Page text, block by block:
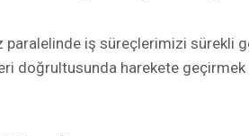
iş süreçlerimizi sürekli
doğrultusunda harekete geçirmek